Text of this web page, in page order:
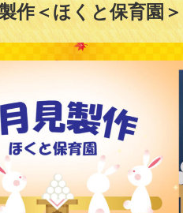
作＜ほくと保育園＞